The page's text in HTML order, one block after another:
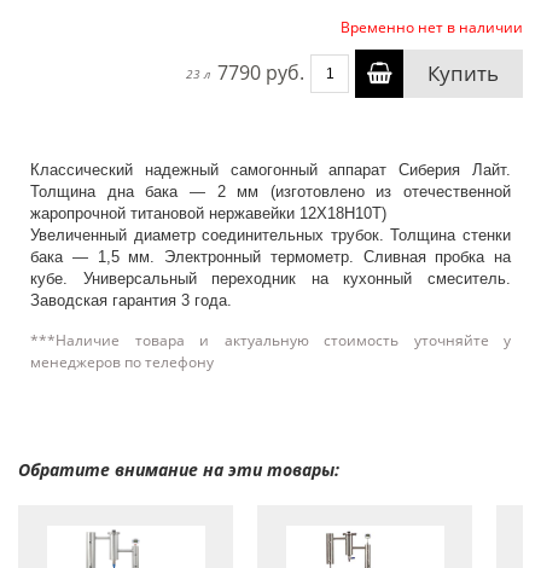
Временно нет в наличии
23 л 7790 руб. Купить
Классический надежный самогонный аппарат Сиберия Лайт.
Толщина дна бака — 2 мм (изготовлено из отечественной
жаропрочной титановой нержавейки 12X18H10T)
Увеличенный диаметр соединительных трубок. Толщина стенки
бака — 1,5 мм. Электронный термометр. Сливная пробка на
кубе. Универсальный переходник на кухонный смеситель.
Заводская гарантия 3 года.
***Наличие товара и актуальную стоимость уточняйте у
менеджеров по телефону
Обратите внимание на эти товары: